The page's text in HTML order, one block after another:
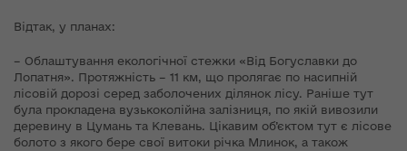
Відтак, у планах:
– Облаштування екологічної стежки «Від Богуславки до
Лопатня». Протяжність – 11 км, що пролягає по насипній
лісовій дорозі серед заболочених ділянок лісу. Раніше тут
була прокладена вузькоколійна залізниця, по якій вивозили
деревину в Цумань та Клевань. Цікавим об’єктом тут є лісове
болото з якого бере свої витоки річка Млинок, а також